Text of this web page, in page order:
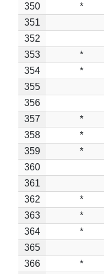
350
*
351
352
353
*
354
*
355
356
357
*
358
*
359
*
360
361
362
*
363
*
364
*
365
366
*